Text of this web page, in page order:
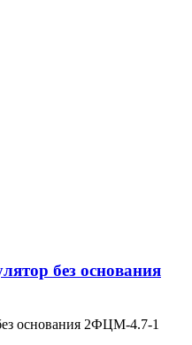
без основания
основания 2ФЦМ-4.7-1